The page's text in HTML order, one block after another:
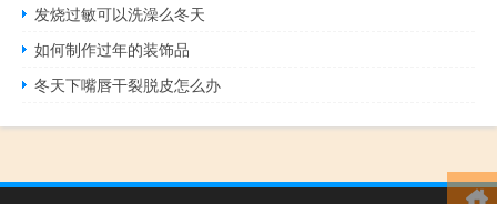
发烧过敏可以洗澡么冬天
如何制作过年的装饰品
冬天下嘴唇干裂脱皮怎么办